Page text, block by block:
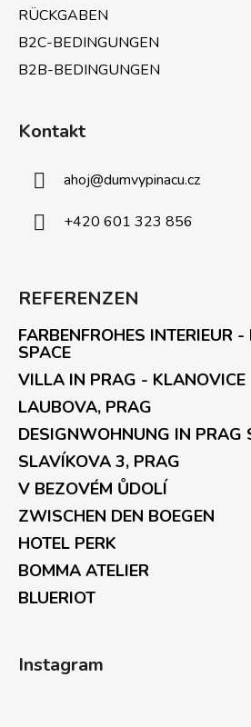
RÜCKGABEN
B2C-BEDINGUNGEN
B2B-BEDINGUNGEN
Kontakt
ahoj@dumvypinacu.cz
+420 601 323 856
REFERENZEN
FARBENFROHES INTERIEUR
SPACE
VILLA IN PRAG - KLANOVICE
LAUBOVA, PRAG
DESIGNWOHNUNG IN PRAG
SLAVÍKOVA 3, PRAG
V BEZOVÉM ŮDOLÍ
ZWISCHEN DEN BOEGEN
HOTEL PERK
BOMMA ATELIER
BLUERIOT
Instagram